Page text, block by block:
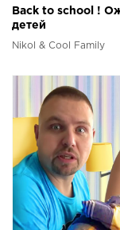
Back to school !
детей
Nikol & Cool Family